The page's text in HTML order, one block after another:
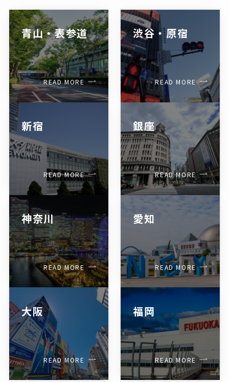
青山・表参道
READ MORE
渋谷・原宿
READ MORE
新宿
READ MORE
銀座
READ MORE
神奈川
READ MORE
愛知
READ MORE
大阪
READ MORE
福岡
READ MORE